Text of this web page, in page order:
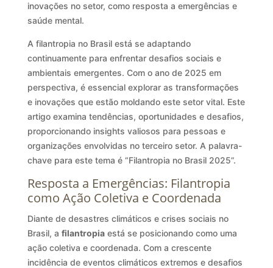
inovações no setor, como resposta a emergências e
saúde mental.
A filantropia no Brasil está se adaptando
continuamente para enfrentar desafios sociais e
ambientais emergentes. Com o ano de 2025 em
perspectiva, é essencial explorar as transformações
e inovações que estão moldando este setor vital. Este
artigo examina tendências, oportunidades e desafios,
proporcionando insights valiosos para pessoas e
organizações envolvidas no terceiro setor. A palavra-
chave para este tema é “Filantropia no Brasil 2025”.
Resposta a Emergências: Filantropia
como Ação Coletiva e Coordenada
Diante de desastres climáticos e crises sociais no
Brasil, a filantropiaestá se posicionando como uma
ação coletiva e coordenada. Com a crescente
incidência de eventos climáticos extremos e desafios